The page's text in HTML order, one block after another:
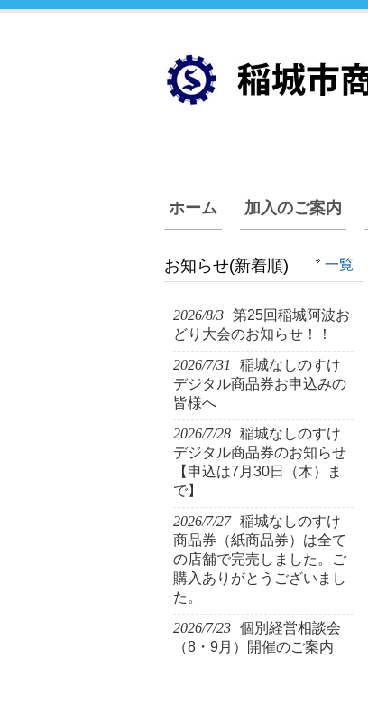
ホーム 加入のご案内
お知らせ(新着順) 一覧
2026/8/3 第25回稲城阿波お
どり大会のお知らせ！！
2026/7/31
稲城なしのすけ
デジタル商品券お申込みの
皆様へ
2026/7/28 稲城なしのすけ
デジタル商品券のお知らせ
【申込は7月30日（木）ま
で】
2026/7/27 稲城なしのすけ
商品券（紙商品券）は全て
の店舗で完売しました。ご
購入ありがとうございまし
た。
2026/7/23 個別経営相談会
（8・9月）開催のご案内